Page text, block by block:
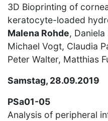
3D Bioprinting of
keratocyte-loaded
Malena Rohde,
Michael Vogt, Claudia
Peter Walter, Matthias
Samstag, 28.09.2019
PSa01-05
Analysis of peripheral